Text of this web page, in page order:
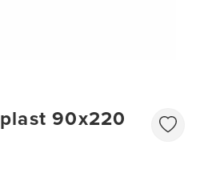
90x220